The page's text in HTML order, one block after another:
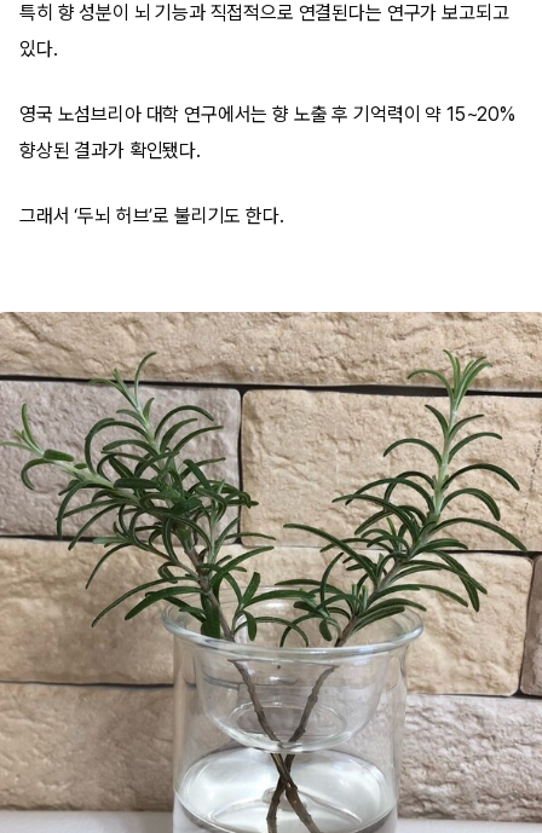
특히 향 성분이 뇌 기능과 직접적으로 연결된다는 연구가 보고되고
있다.
영국 노섬브리아 대학 연구에서는 향 노출 후 기억력이 약 15~20%
향상된 결과가 확인됐다.
그래서 ‘두뇌 허브’로 불리기도 한다.